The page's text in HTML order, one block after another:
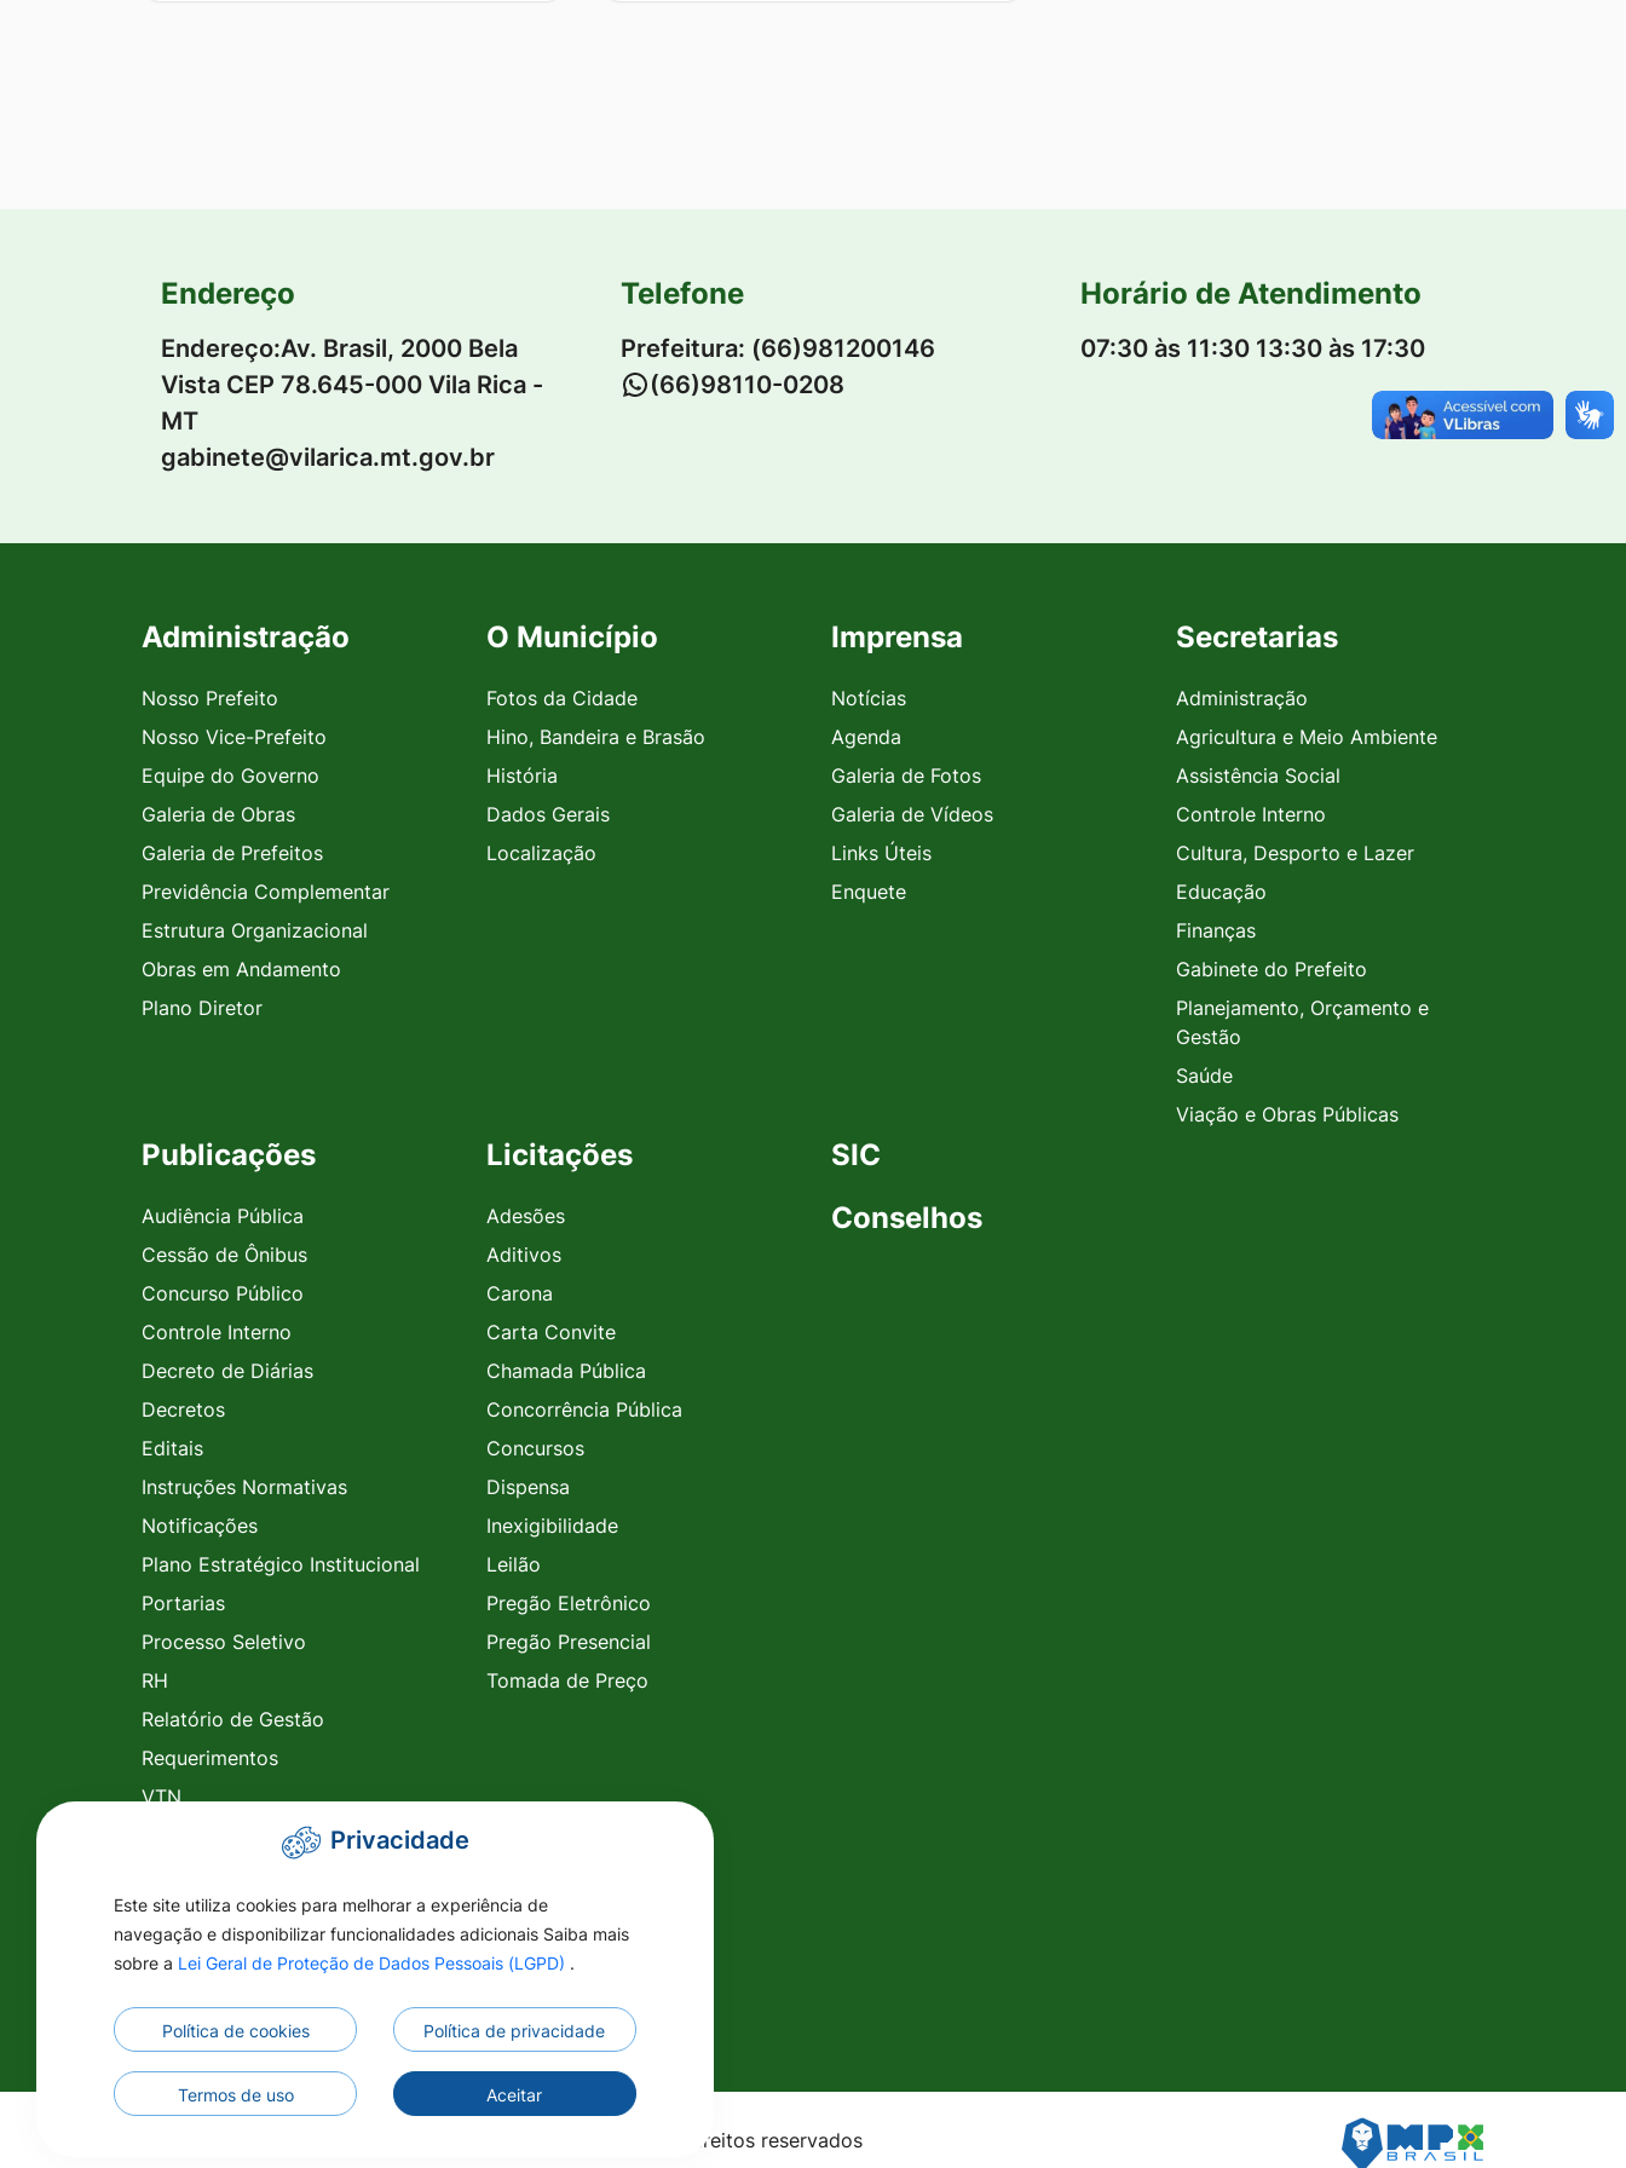
Endereço
Endereço:Av. Brasil, 2000 Bela
Vista CEP 78.645-000 Vila Rica -
MT
gabinete@vilarica.mt.gov.br
Telefone
Prefeitura: (66)981200146
(66)98110-0208
Horário de Atendimento
07:30 às 11:30 13:30 às 17:30
Seção do Rodapé e Contato
Administração
Nosso Prefeito
Nosso Vice-Prefeito
Equipe do Governo
Galeria de Obras
Galeria de Prefeitos
Previdência Complementar
Estrutura Organizacional
Obras em Andamento
Plano Diretor
O Município
Fotos da Cidade
Hino, Bandeira e Brasão
História
Dados Gerais
Localização
Imprensa
Notícias
Agenda
Galeria de Fotos
Galeria de Vídeos
Links Úteis
Enquete
Secretarias
Administração
Agricultura e Meio Ambiente
Assistência Social
Controle Interno
Cultura, Desporto e Lazer
Educação
Finanças
Gabinete do Prefeito
Planejamento, Orçamento e
Gestão
Saúde
Viação e Obras Públicas
Publicações
Audiência Pública
Cessão de Ônibus
Concurso Público
Controle Interno
Decreto de Diárias
Decretos
Editais
Instruções Normativas
Notificações
Plano Estratégico Institucional
Portarias
Processo Seletivo
RH
Relatório de Gestão
Requerimentos
VTN
Planejamento
Ações das Secretarias
Licitações
Adesões
Aditivos
Carona
Carta Convite
Chamada Pública
Concorrência Pública
Concursos
Dispensa
Inexigibilidade
Leilão
Pregão Eletrônico
Pregão Presencial
Tomada de Preço
SIC
Conselhos
©2026 - Prefeitura Municipal de Vila Rica - MT - Todos os direitos reservados
Privacidade
Este site utiliza cookies para melhorar a experiência de
navegação e disponibilizar funcionalidades adicionais Saiba mais
sobre a Lei Geral de Proteção de Dados Pessoais (LGPD) .
Política de cookies Política de privacidade
Termos de uso Aceitar